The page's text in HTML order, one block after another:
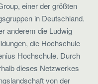
einer der größten
in Deutschland.
anderem die Ludwig
die Hochschule
Hochschule. Durch
dieses Netzwerkes
von der